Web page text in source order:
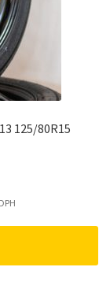
125/80R15